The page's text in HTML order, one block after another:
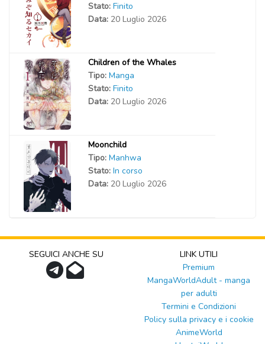
Stato: Finito
Data: 20 Luglio 2026
Children of the Whales
Tipo: Manga
Stato: Finito
Data: 20 Luglio 2026
Moonchild
Tipo: Manhwa
Stato: In corso
Data: 20 Luglio 2026
SEGUICI ANCHE SU
LINK UTILI
Premium
MangaWorldAdult - manga
per adulti
Termini e Condizioni
Policy sulla privacy e i cookie
AnimeWorld